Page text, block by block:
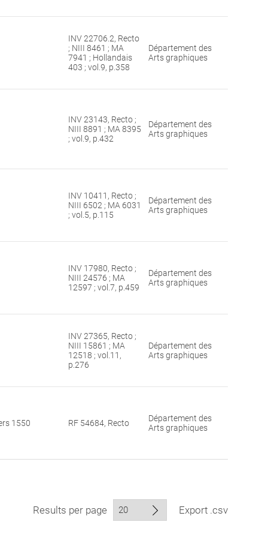
INV 22706.2, Recto
; NIII 8461 ; MA
7941 ; Hollandais
403 ; vol.9, p.358
Département des
Arts graphiques
INV 23143, Recto ;
NIII 8891 ; MA 8395
; vol.9, p.432
Département des
Arts graphiques
INV 10411, Recto ;
NIII 6502 ; MA 6031
; vol.5, p.115
Département des
Arts graphiques
INV 17980, Recto ;
NIII 24576 ; MA
12597 ; vol.7, p.459
Département des
Arts graphiques
INV 27365, Recto ;
NIII 15861 ; MA
12518 ; vol.11,
p.276
Département des
Arts graphiques
1550 RF 54684, Recto
Département des
Arts graphiques
Results per page Export .csv